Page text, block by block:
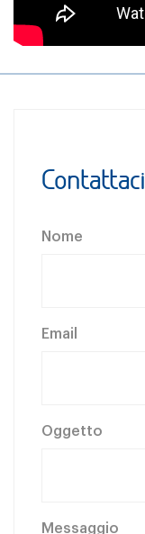
Contattaci
Nome
Email
Oggetto
Messaggio